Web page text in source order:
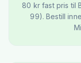
80 kr fast pris til
99). Bestill